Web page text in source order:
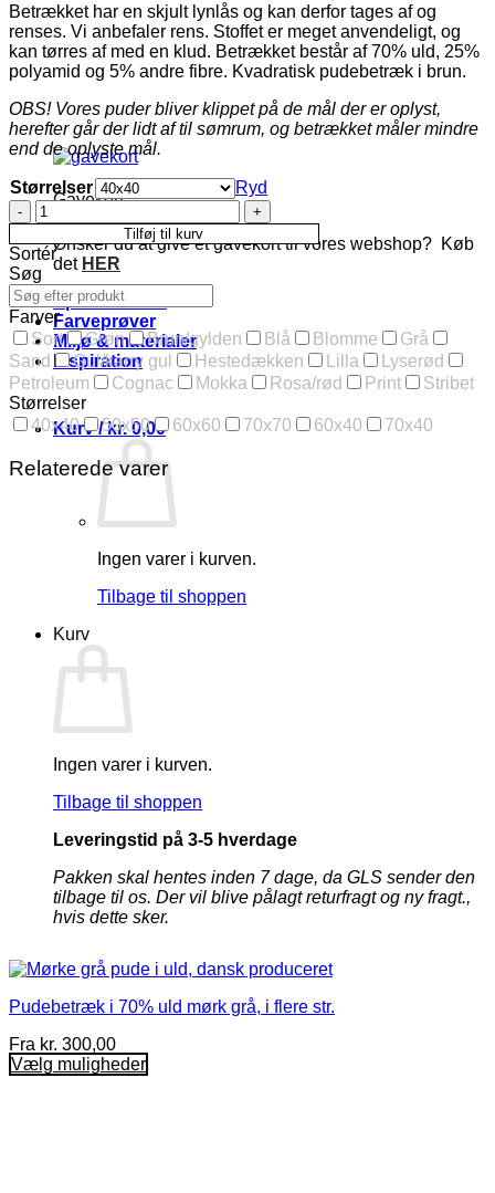
Gavekort
Ønsker du at give et gavekort til vores webshop? Køb
det HER
Specialordrer
Farveprøver
Miljø & materialer
Inspiration
Kurv /kr.0,00
Ingen varer i kurven.
Tilbage til shoppen
Kurv
Ingen varer i kurven.
Tilbage til shoppen
Leveringstid på 3-5 hverdage
Pakken skal hentes inden 7 dage, da GLS sender den
tilbage til os. Der vil blive pålagt returfragt og ny fragt.,
hvis dette sker.
Betrækket har en skjult lynlås og kan derfor tages af og
renses. Vi anbefaler rens. Stoffet er meget anvendeligt, og
kan tørres af med en klud. Betrækket består af 70% uld, 25%
polyamid og 5% andre fibre. Kvadratisk pudebetræk i brun.
OBS! Vores puder bliver klippet på de mål der er oplyst,
herefter går der lidt af til sømrum, og betrækket måler mindre
end de oplyste mål.
Størrelser
Ryd
Pudebetræk
i
70%
uld
brun,
i
flere
str.
antal
Tilføj til kurv
Sortér
Søg
Farver
Sort
Grøn Brun/gylden Blå Blomme
Grå
Sand
Gul/karry gul Hestedækken Lilla
Lyserød
Petroleum
Cognac Mokka Rosa/rød Print
Stribet
Størrelser
40x40
50x50 60x60 70x70 60x40 70x40
Relaterede varer
Pudebetræk i 70% uld mørk grå, i flere str.
Fra kr. 300,00
Vælg muligheder